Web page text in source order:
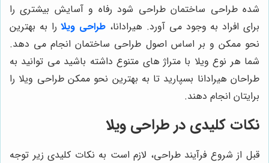
شده طراحی ساختمان طراحی شود رفاه و آسایش بیشتری را
برای افراد به وجود می‌ آورد. هیرادانا، طراحی ویلارا به بهترین
نحو ممکن و بر اساس اصول طراحی ساختمان انجام می دهد.
شما هر نوع ویلا با متراژ های متنوع داشته باشید می توانید به
طراحان هیرادانا بسپارید تا به بهترین نحو ممکن طراحی ویلا را
برایتان انجام دهند.
نکات کلیدی در طراحی ویلا
قبل از شروع فرآیند طراحی، لازم است به نکات کلیدی زیر توجه